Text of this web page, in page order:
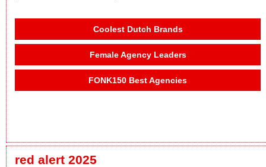
Coolest Dutch Brands
Female Agency Leaders
FONK150 Best Agencies
red alert 2025